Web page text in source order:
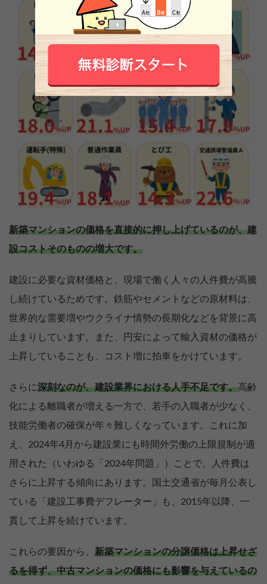
新築マンションの価格を直接的に押し上げているのが、建
設コストそのものの増大です。
建設に必要な資材価格と、現場で働く人々の人件費が高騰
し続けているためです。鉄筋やセメントなどの原材料は、
世界的な需要増やウクライナ情勢の長期化などを背景に高
止まりしています。また、円安によって輸入資材の価格が
上昇していることも、コスト増に拍車をかけています。
さらに深刻なのが、建設業界における人手不足です。高齢
化による離職者が増える一方で、若手の入職者が少なく、
技能労働者の確保が年々難しくなっています。これに加
え、2024年4月から建設業にも時間外労働の上限規制が適
用された（いわゆる「2024年問題」）ことで、人件費は
さらに上昇する傾向にあります。国土交通省が毎月公表し
ている「建設工事費デフレーター」も、2015年以降、一
貫して上昇を続けています。
これらの要因から、 新築マンションの分譲価格は上昇せざ
るを得ず、中古マンションの価格にも影響を与えているの